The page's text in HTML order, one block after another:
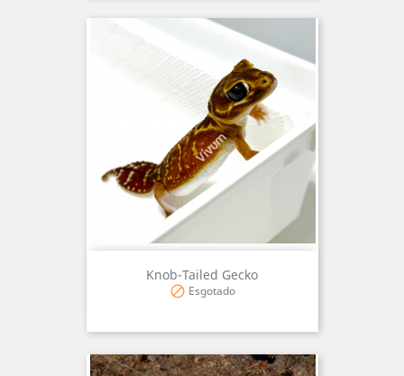
Knob-Tailed Gecko
 Esgotado